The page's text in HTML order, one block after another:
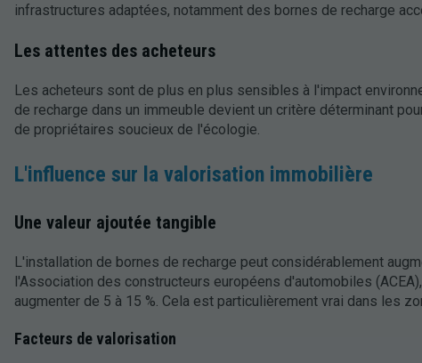
infrastructures adaptées, notamment des bornes de recharge
Les attentes des acheteurs
Les acheteurs sont de plus en plus sensibles à l'impact
de recharge dans un immeuble devient un critère déterminant
de propriétaires soucieux de l'écologie.
L'influence sur la valorisation immobilière
Une valeur ajoutée tangible
L'installation de bornes de recharge peut considérablement
l'Association des constructeurs européens d'automobiles
augmenter de 5 à 15 %. Cela est particulièrement vrai dans les
Facteurs de valorisation